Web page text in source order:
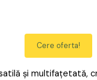
Cere oferta!
și multifațetată,